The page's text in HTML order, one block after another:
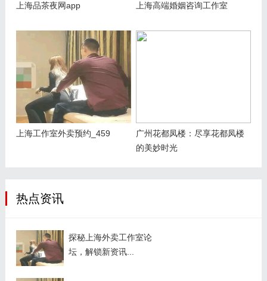
上海品茶夜网app 上海高端婚姻咨询工作室
上海工作室外卖预约_459
广州花都凤楼：尽享花都凤楼
的美妙时光
热点资讯
探秘上海外卖工作室论
坛，解锁新资讯...